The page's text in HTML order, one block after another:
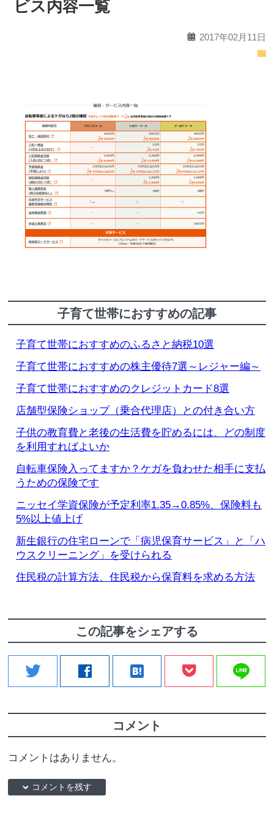
ビス内容一覧
calendar 2017年02月11日
folder
子育て世帯におすすめの記事
子育て世帯におすすめのふるさと納税10選
子育て世帯におすすめの株主優待7選～レジャー編～
子育て世帯におすすめのクレジットカード8選
店舗型保険ショップ（乗合代理店）との付き合い方
子供の教育費と老後の生活費を貯めるには、どの制度
を利用すればよいか
自転車保険入ってますか？ケガを負わせた相手に支払
うための保険です
ニッセイ学資保険が予定利率1.35→0.85%、保険料も
5%以上値上げ
新生銀行の住宅ローンで「病児保育サービス」と「ハ
ウスクリーニング」を受けられる
住民税の計算方法、住民税から保育料を求める方法
この記事をシェアする
twitter facebook hatenabookmark line
コメント
コメントはありません。
down コメントを残す